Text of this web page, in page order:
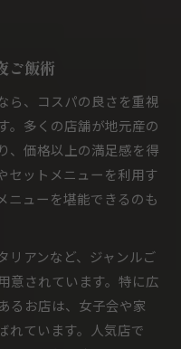
ご飯術
ら、コスパの良さを重視
。多くの店舗が地元産の
、価格以上の満足感を得
セットメニューを利用す
ニューを堪能できるのも
リアンなど、ジャンルご
意されています。特に広
るお店は、女子会や家
れています。人気店で